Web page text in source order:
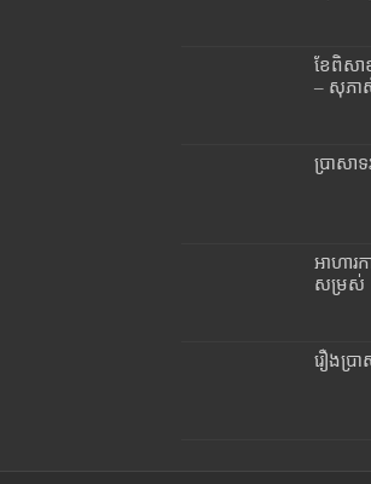
ខែពិសា
– សុភា
ប្រាសាទ
អាហារ
សម្រស់
រឿងប្រា